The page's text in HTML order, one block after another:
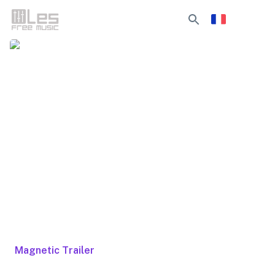
Magnetic Trailer